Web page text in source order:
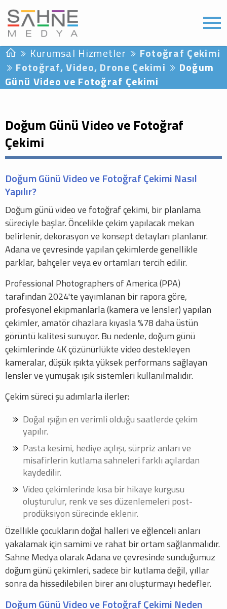
Kurumsal Hizmetler
Fotoğraf Çekimi
Fotoğraf, Video, Drone Çekimi
Doğum
Günü Video ve Fotoğraf Çekimi
Doğum Günü Video ve Fotoğraf
Çekimi
Doğum Günü Video ve Fotoğraf Çekimi Nasıl
Yapılır?
Doğum günü video ve fotoğraf çekimi, bir planlama
süreciyle başlar. Öncelikle çekim yapılacak mekan
belirlenir, dekorasyon ve konsept detayları planlanır.
Adana ve çevresinde yapılan çekimlerde genellikle
parklar, bahçeler veya ev ortamları tercih edilir.
Professional Photographers of America (PPA)
tarafından 2024'te yayımlanan bir rapora göre,
profesyonel ekipmanlarla (kamera ve lensler) yapılan
çekimler, amatör cihazlara kıyasla %78 daha üstün
görüntü kalitesi sunuyor. Bu nedenle, doğum günü
çekimlerinde 4K çözünürlükte video destekleyen
kameralar, düşük ışıkta yüksek performans sağlayan
lensler ve yumuşak ışık sistemleri kullanılmalıdır.
Çekim süreci şu adımlarla ilerler:
Doğal ışığın en verimli olduğu saatlerde çekim
yapılır.
Pasta kesimi, hediye açılışı, sürpriz anları ve
misafirlerin kutlama sahneleri farklı açılardan
kaydedilir.
Video çekimlerinde kısa bir hikaye kurgusu
oluşturulur, renk ve ses düzenlemeleri post-
prodüksiyon sürecinde eklenir.
Özellikle çocukların doğal halleri ve eğlenceli anları
yakalamak için samimi ve rahat bir ortam sağlanmalıdır.
Sahne Medya olarak Adana ve çevresinde sunduğumuz
doğum günü çekimleri, sadece bir kutlama değil, yıllar
sonra da hissedilebilen birer anı oluşturmayı hedefler.
Doğum Günü Video ve Fotoğraf Çekimi Neden